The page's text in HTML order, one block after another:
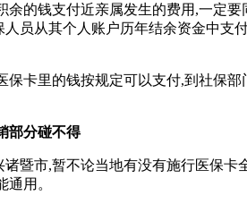
余的钱支付近亲属发生的费用,一定
人员从其个人账户历年结余资金中
保卡里的钱按规定可以支付,到社保
部分碰不得
暨市,暂不论当地有没有施行医保
用。